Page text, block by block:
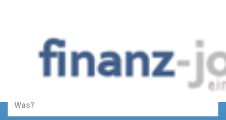
Jobs und Stellenangebote im
Bereich Finanzen